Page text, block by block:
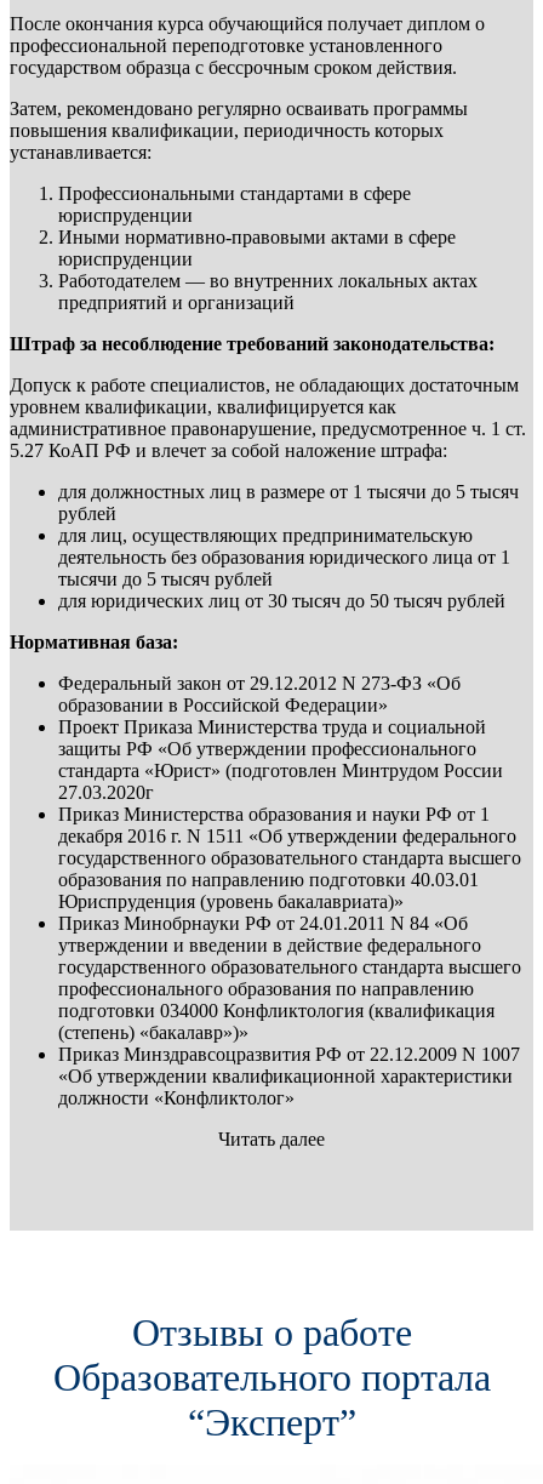
После окончания курса обучающийся получает диплом о
профессиональной переподготовке установленного
государством образца с бессрочным сроком действия.
Затем, рекомендовано регулярно осваивать программы
повышения квалификации, периодичность которых
устанавливается:
Профессиональными стандартами в сфере
юриспруденции
Иными нормативно-правовыми актами в сфере
юриспруденции
Работодателем — во внутренних локальных актах
предприятий и организаций
Штраф за несоблюдение требований законодательства:
Допуск к работе специалистов, не обладающих достаточным
уровнем квалификации, квалифицируется как
административное правонарушение, предусмотренное ч. 1 ст.
5.27 КоАП РФ и влечет за собой наложение штрафа:
для должностных лиц в размере от 1 тысячи до 5 тысяч
рублей
для лиц, осуществляющих предпринимательскую
деятельность без образования юридического лица от 1
тысячи до 5 тысяч рублей
для юридических лиц от 30 тысяч до 50 тысяч рублей
Нормативная база:
Федеральный закон от 29.12.2012 N 273-ФЗ «Об
образовании в Российской Федерации»
Проект Приказа Министерства труда и социальной
защиты РФ «Об утверждении профессионального
стандарта «Юрист» (подготовлен Минтрудом России
27.03.2020г
Приказ Министерства образования и науки РФ от 1
декабря 2016 г. N 1511 «Об утверждении федерального
государственного образовательного стандарта высшего
образования по направлению подготовки 40.03.01
Юриспруденция (уровень бакалавриата)»
Приказ Минобрнауки РФ от 24.01.2011 N 84 «Об
утверждении и введении в действие федерального
государственного образовательного стандарта высшего
профессионального образования по направлению
подготовки 034000 Конфликтология (квалификация
(степень) «бакалавр»)»
Приказ Минздравсоцразвития РФ от 22.12.2009 N 1007
«Об утверждении квалификационной характеристики
должности «Конфликтолог»
Читать далее
Отзывы о работе
Образовательного портала
“Эксперт”